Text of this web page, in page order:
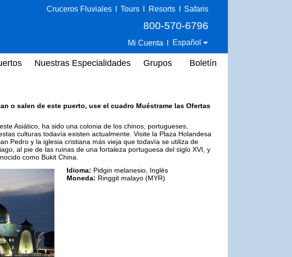
Cruceros Fluviales Tours Resorts Safaris
800-570-6796
Mi Cuenta Español
Nuestras Especialidades Grupos Boletín
o salen de este puerto, use el cuadro Muéstrame las Ofertas
Asiático, ha sido una colonia de los chinos, portugueses,
culturas todavía existen actualmente. Visite la Plaza Holandesa
Pedro y la iglesia cristiana más vieja que todavía se utiliza de
al pie de las ruinas de una fortaleza portuguesa del siglo XVI, y
como Bukit China.
Idioma: Pidgin melanesio, Inglés
Moneda: Ringgit malayo (MYR)